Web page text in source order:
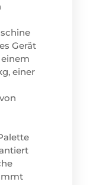
Gerät
einer